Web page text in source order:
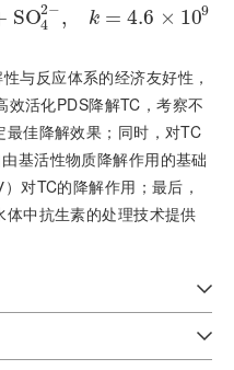
SO2−
4
, k = 4.6 × 109
3++SO4 ,k =4.6×109 mol/(
与反应体系的经济友好性，
活化PDS降解TC，考察不
佳降解效果；同时，对TC
基活性物质降解作用的基础
对TC的降解作用；最后，
中抗生素的处理技术提供